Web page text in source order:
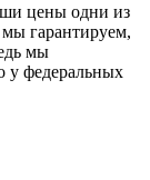
цены одни из
гарантируем,
мы
у федеральных